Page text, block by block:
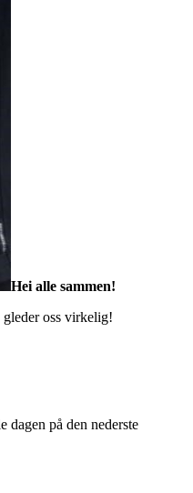
Hei alle sammen!
oss virkelig!
på den nederste